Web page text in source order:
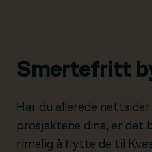
Smertefritt
Har du allerede
prosjektene dine, er
rimelig å flytte de til